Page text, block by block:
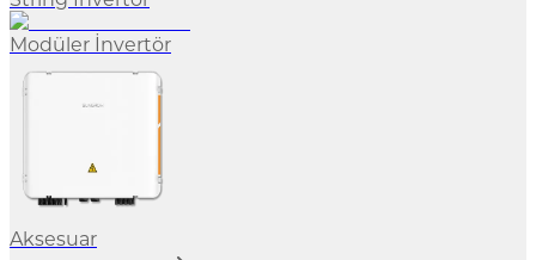
Modüler İnvertör
Aksesuar